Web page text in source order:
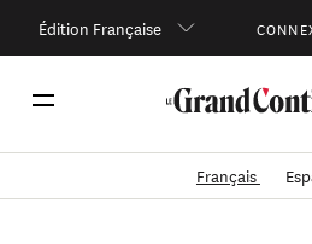
Édition Française
Français